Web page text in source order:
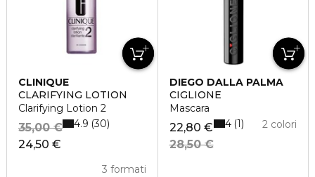
CLINIQUE
CLARIFYING LOTION
Clarifying Lotion 2
24,50 €
35,00 €
3 formati
4.9 30
DIEGO DALLA PALMA
CIGLIONE
Mascara
22,80 €
28,50 €
2 colori
4 1